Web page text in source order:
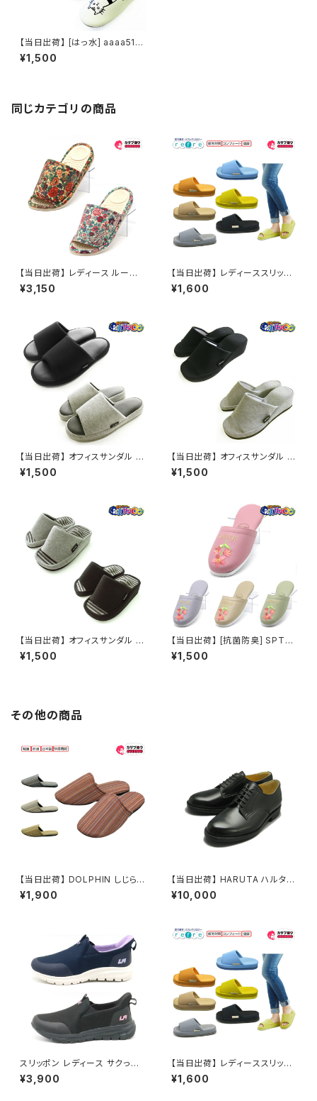
【当日出荷】 [はっ水] aaaa5116
ふきふきネコ スリッパ スリッパ
室内 かわいい おしゃれ
¥1,500
同じカテゴリの商品
【当日出荷】 レディース ルーム
シューズ 健康スリッパ リバティ
サラダボール 日本製 スポンジE
¥3,150
【当日出荷】 レディーススリッパ
refre リフレ 親指の付け根 スリ
ッパ ルームシューズ おしゃれ 来
¥1,600
【当日出荷】 オフィスサンダル メ
ンズ [with] NWAA5901-2 低
反発 コンフォートスリッパ スリッ
¥1,500
【当日出荷】 オフィスサンダル レ
ディース [with] NWAA5900
フリー ヒールスリッパ スリッパ
¥1,500
【当日出荷】 オフィスサンダル レ
ディース [with] NWAA7904
美脚ダイエットスリッパ スリッパ
¥1,500
【当日出荷】 [抗菌防臭] SPT3
8 男女兼用スリッパ トイレ 院内
内履き スリッパ 室内 かわいい
¥1,500
その他の商品
【当日出荷】 DOLPHIN しじら
織ストライプ 日本製 軽量 防滑
快適機能 来客用 業務用 しじら
ーズ 外反母趾 おすすめ
¥1,900
【当日出荷】 HARUTA ハルタ 6
776 メンズ ビジネスシューズ 3
E 幅広 軽量 雨の日対応 通勤
¥10,000
スリッポン レディース サクっと
履ける L304 LARKINS
¥3,900
【当日出荷】 レディーススリッパ
refre リフレ 親指の付け根 スリ
ッパ ルームシューズ おしゃれ 来
¥1,600